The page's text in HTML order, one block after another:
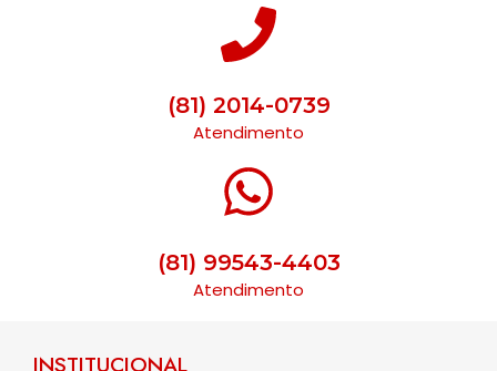
(81) 2014-0739
Atendimento
(81) 99543-4403
Atendimento
INSTITUCIONAL